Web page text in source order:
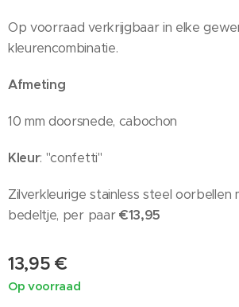
Op voorraad verkrijgbaar in elke
kleurencombinatie.
Afmeting
10 mm doorsnede, cabochon
Kleur: "confetti"
Zilverkleurige stainless steel oorbellen
bedeltje, per paar€13,95
13,95 €
Op voorraad